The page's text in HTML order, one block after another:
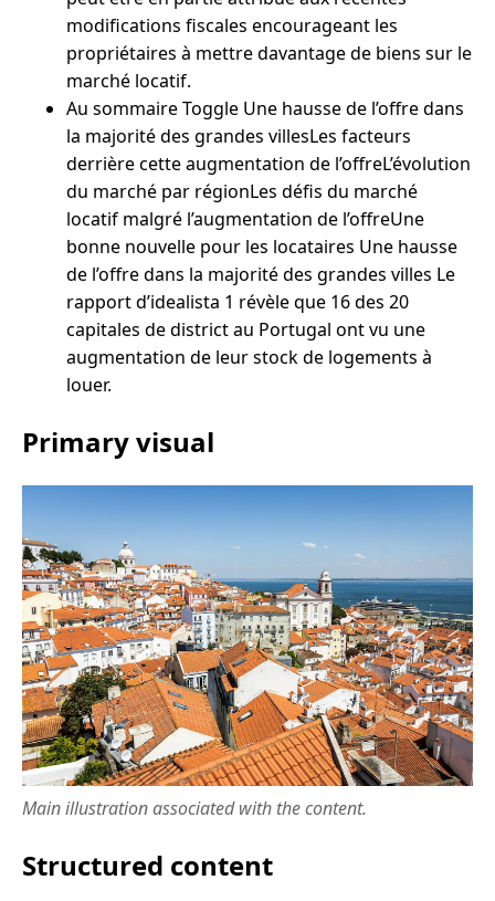
modifications fiscales encourageant les
propriétaires à mettre davantage de biens sur le
marché locatif.
Au sommaire Toggle Une hausse de l’offre dans
la majorité des grandes villesLes facteurs
derrière cette augmentation de l’offreL’évolution
du marché par régionLes défis du marché
locatif malgré l’augmentation de l’offreUne
bonne nouvelle pour les locataires Une hausse
de l’offre dans la majorité des grandes villes Le
rapport d’idealista 1 révèle que 16 des 20
capitales de district au Portugal ont vu une
augmentation de leur stock de logements à
louer.
Primary visual
Main illustration associated with the content.
Structured content